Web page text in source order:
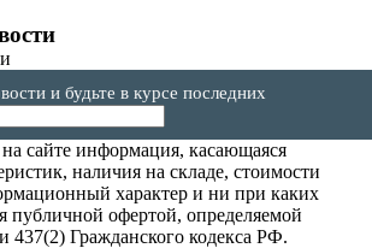
и будьте в курсе последних
сайте информация, касающаяся
наличия на складе, стоимости
характер и ни при каких
публичной офертой, определяемой
437(2) Гражданского кодекса РФ.